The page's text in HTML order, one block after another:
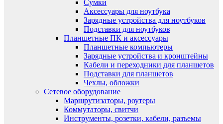
Сумки
Аксессуары для ноутбука
Зарядные устройства для ноутбуков
Подставки для ноутбуков
Планшетные ПК и аксессуары
Планшетные компьютеры
Зарядные устройства и кронштейны
Кабели и переходники для планшетов
Подставки для планшетов
Чехлы, обложки
Сетевое оборудование
Маршрутизаторы, роутеры
Коммутаторы, свитчи
Инструменты, розетки, кабели, разъемы